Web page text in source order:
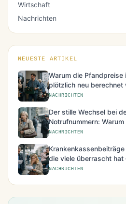
Wirtschaft
Nachrichten
NEUESTE ARTIKEL
Warum die Pfandpreise
plötzlich neu berechnet
für den Alltag bedeutet
NACHRICHTEN
Der stille Wechsel bei
Notrufnummern:
besonders betroffen sind
NACHRICHTEN
die viele überrascht
möglich ist
NACHRICHTEN